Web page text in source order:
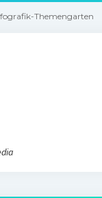
Themengarten